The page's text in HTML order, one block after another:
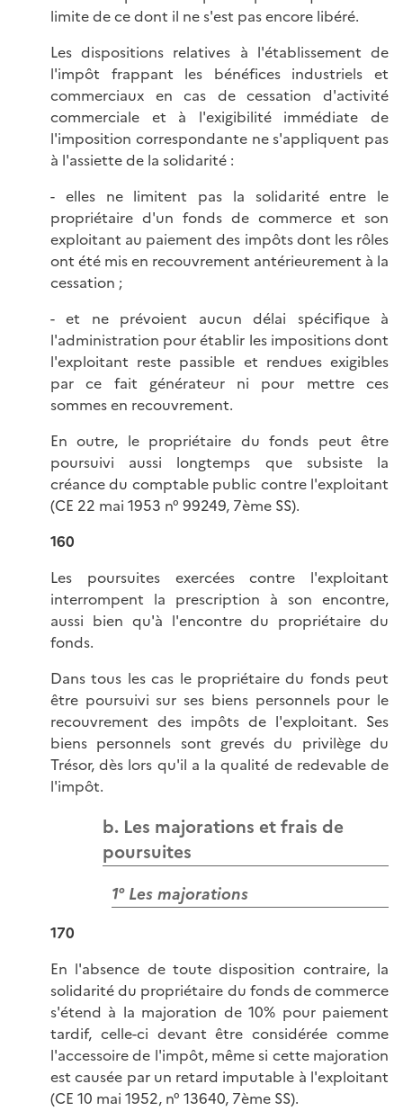
limite de ce dont il ne s'est pas encore libéré.
Les dispositions relatives à l'établissement de
l'impôt frappant les bénéfices industriels et
commerciaux en cas de cessation d'activité
commerciale et à l'exigibilité immédiate de
l'imposition correspondante ne s'appliquent pas
à l'assiette de la solidarité :
- elles ne limitent pas la solidarité entre le
propriétaire d'un fonds de commerce et son
exploitant au paiement des impôts dont les rôles
ont été mis en recouvrement antérieurement à la
cessation ;
- et ne prévoient aucun délai spécifique à
l'administration pour établir les impositions dont
l'exploitant reste passible et rendues exigibles
par ce fait générateur ni pour mettre ces
sommes en recouvrement.
En outre, le propriétaire du fonds peut être
poursuivi aussi longtemps que subsiste la
créance du comptable public contre l'exploitant
(CE 22 mai 1953 n° 99249, 7ème SS).
160
Les poursuites exercées contre l'exploitant
interrompent la prescription à son encontre,
aussi bien qu'à l'encontre du propriétaire du
fonds.
Dans tous les cas le propriétaire du fonds peut
être poursuivi sur ses biens personnels pour le
recouvrement des impôts de l'exploitant. Ses
biens personnels sont grevés du privilège du
Trésor, dès lors qu'il a la qualité de redevable de
l'impôt.
b. Les majorations et frais de
poursuites
1° Les majorations
170
En l'absence de toute disposition contraire, la
solidarité du propriétaire du fonds de commerce
s'étend à la majoration de 10% pour paiement
tardif, celle-ci devant être considérée comme
l'accessoire de l'impôt, même si cette majoration
est causée par un retard imputable à l'exploitant
(CE 10 mai 1952, n° 13640, 7ème SS).